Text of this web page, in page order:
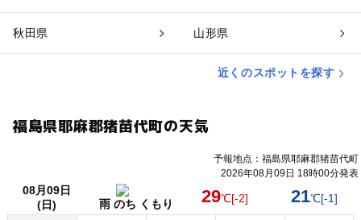
秋田県 山形県
近くのスポットを探す
福島県耶麻郡猪苗代町の天気
予報地点：福島県耶麻郡猪苗代町
2026年08月09日 18時00分発表
08月09日
(日)
雨 のち くもり 29℃[-2] 21℃[-1]